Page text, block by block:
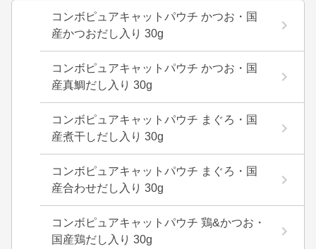
コンボピュアキャットパウチ かつお・国
産かつおだし入り 30g
コンボピュアキャットパウチ かつお・国
産真鯛だし入り 30g
コンボピュアキャットパウチ まぐろ・国
産煮干しだし入り 30g
コンボピュアキャットパウチ まぐろ・国
産合わせだし入り 30g
コンボピュアキャットパウチ 鶏&かつお・
国産鶏だし入り 30g